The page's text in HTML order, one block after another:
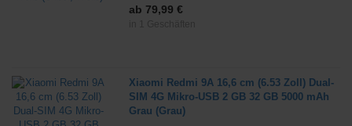
ab 79,99 €
Xiaomi Redmi 9A 16,6 cm (6.53 Zoll) Dual-
SIM 4G Mikro-USB 2 GB 32 GB 5000 mAh
Grau (Grau)